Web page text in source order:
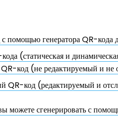
помощью генератора QR-кода
(статическая и
код (не редактируемый и
QR-код (редактируемый и
можете сгенерировать с